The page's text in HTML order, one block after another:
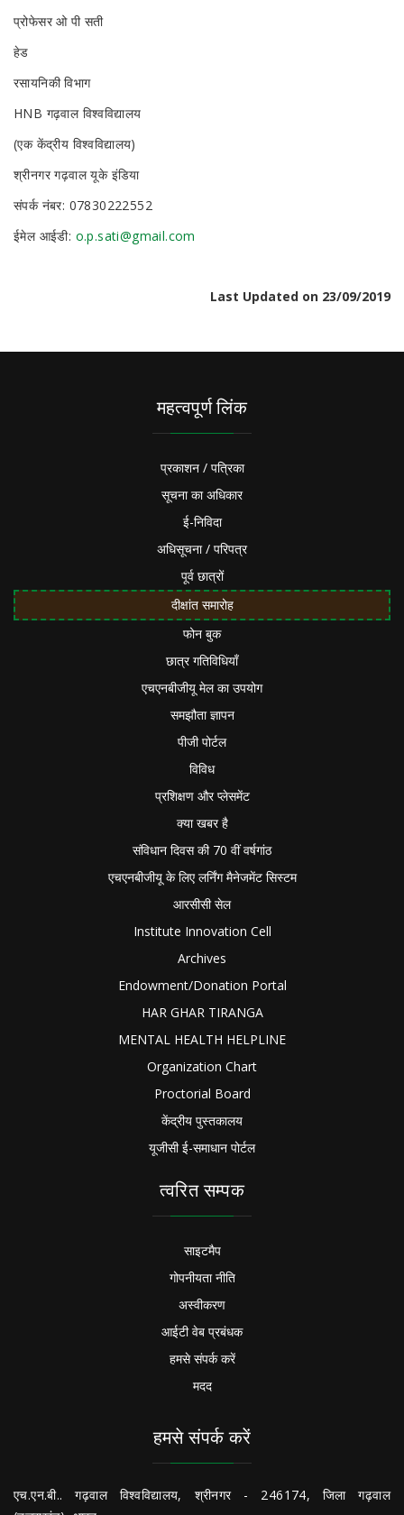
प्रोफेसर ओ पी सती
हेड
रसायनिकी विभाग
HNB गढ़वाल विश्वविद्यालय
(एक केंद्रीय विश्वविद्यालय)
श्रीनगर गढ़वाल यूके इंडिया
संपर्क नंबर: 07830222552
ईमेल आईडी: o.p.sati@gmail.com
Last Updated on 23/09/2019
महत्वपूर्ण लिंक
प्रकाशन / पत्रिका
सूचना का अधिकार
ई-निविदा
अधिसूचना / परिपत्र
पूर्व छात्रों
दीक्षांत समारोह
फोन बुक
छात्र गतिविधियाँ
एचएनबीजीयू मेल का उपयोग
समझौता ज्ञापन
पीजी पोर्टल
विविध
प्रशिक्षण और प्लेसमेंट
क्या खबर है
संविधान दिवस की 70 वीं वर्षगांठ
एचएनबीजीयू के लिए लर्निंग मैनेजमेंट सिस्टम
आरसीसी सेल
Institute Innovation Cell
Archives
Endowment/Donation Portal
HAR GHAR TIRANGA
MENTAL HEALTH HELPLINE
Organization Chart
Proctorial Board
केंद्रीय पुस्तकालय
यूजीसी ई-समाधान पोर्टल
त्वरित सम्पक
साइटमैप
गोपनीयता नीति
अस्वीकरण
आईटी वेब प्रबंधक
हमसे संपर्क करें
मदद
हमसे संपर्क करें
एच.एन.बी.. गढ़वाल विश्वविद्यालय, श्रीनगर - 246174, जिला गढ़वाल